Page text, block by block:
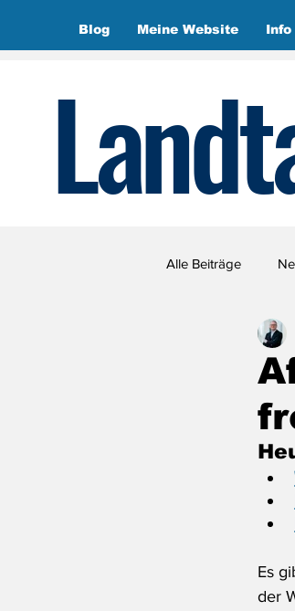
Blog Meine Website Info
Alle Beiträge
Es
der